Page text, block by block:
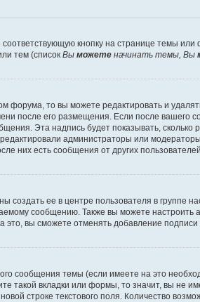
кнопку на странице темы
тем (список Вы можете начинать темы, Вы
форума, то вы можете редактировать и
после его размещения. Если после
Эта надпись будет показывать,
администраторы или
них есть сообщения от других
создать ее в центре пользователя в
сообщению. Также вы можете
вы сможете отменять добавление
сообщения темы (если имеете на это
такой вкладки или формы, то значит, вы не
строке текстового поля. Количество